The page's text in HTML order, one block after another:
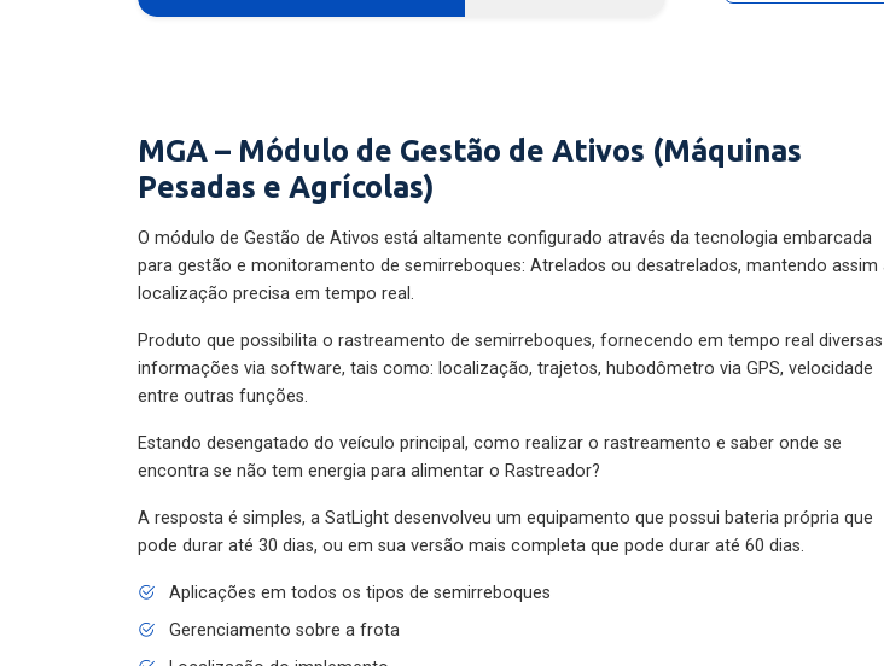
MGA – Módulo de Gestão de Ativos (Máquinas
Pesadas e Agrícolas)
O módulo de Gestão de Ativos está altamente configurado através da tecnologia embarcada
para gestão e monitoramento de semirreboques: Atrelados ou desatrelados, mantendo assim a
localização precisa em tempo real.
Produto que possibilita o rastreamento de semirreboques, fornecendo em tempo real diversas
informações via software, tais como: localização, trajetos, hubodômetro via GPS, velocidade
entre outras funções.
Estando desengatado do veículo principal, como realizar o rastreamento e saber onde se
encontra se não tem energia para alimentar o Rastreador?
A resposta é simples, a SatLight desenvolveu um equipamento que possui bateria própria que
pode durar até 30 dias, ou em sua versão mais completa que pode durar até 60 dias.
Aplicações em todos os tipos de semirreboques
Gerenciamento sobre a frota
Localização do implemento